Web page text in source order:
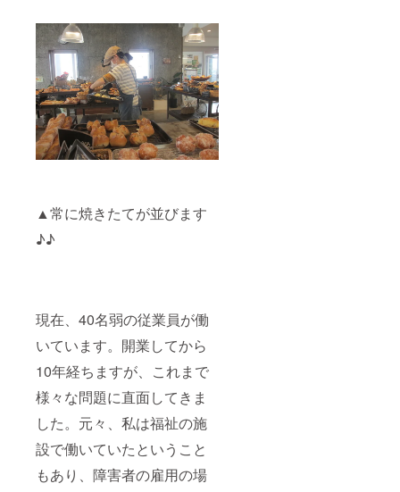
▲常に焼きたてが並びます
♪♪
現在、40名弱の従業員が働
いています。開業してから
10年経ちますが、これまで
様々な問題に直面してきま
した。元々、私は福祉の施
設で働いていたということ
もあり、障害者の雇用の場